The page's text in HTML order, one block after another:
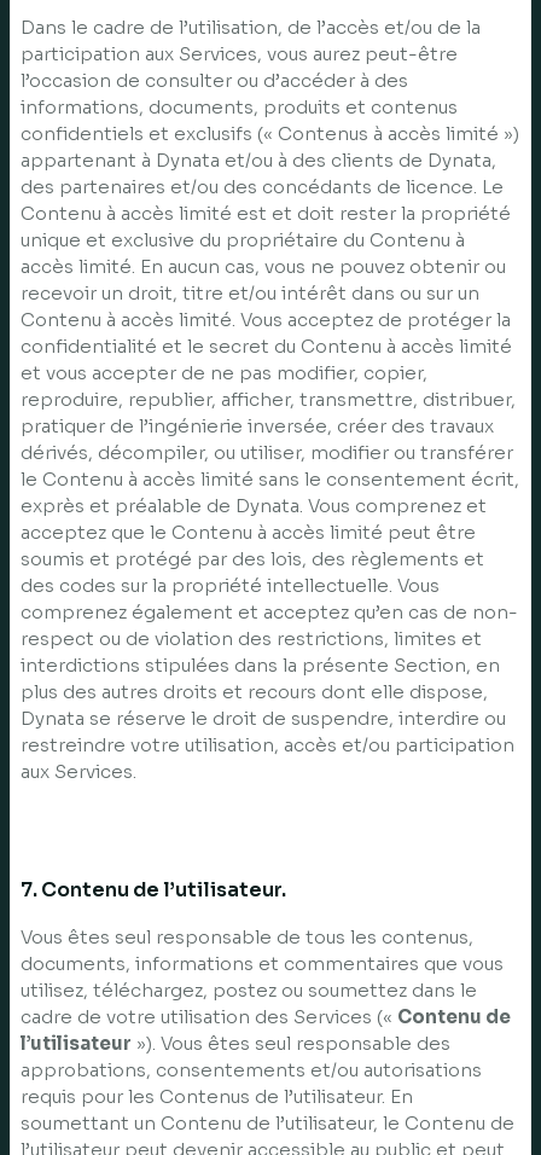
Dans le cadre de l’utilisation, de l’accès et/ou de la
participation aux Services, vous aurez peut-être
l’occasion de consulter ou d’accéder à des
informations, documents, produits et contenus
confidentiels et exclusifs (« Contenus à accès limité »)
appartenant à Dynata et/ou à des clients de Dynata,
des partenaires et/ou des concédants de licence. Le
Contenu à accès limité est et doit rester la propriété
unique et exclusive du propriétaire du Contenu à
accès limité. En aucun cas, vous ne pouvez obtenir ou
recevoir un droit, titre et/ou intérêt dans ou sur un
Contenu à accès limité. Vous acceptez de protéger la
confidentialité et le secret du Contenu à accès limité
et vous accepter de ne pas modifier, copier,
reproduire, republier, afficher, transmettre, distribuer,
pratiquer de l’ingénierie inversée, créer des travaux
dérivés, décompiler, ou utiliser, modifier ou transférer
le Contenu à accès limité sans le consentement écrit,
exprès et préalable de Dynata. Vous comprenez et
acceptez que le Contenu à accès limité peut être
soumis et protégé par des lois, des règlements et
des codes sur la propriété intellectuelle. Vous
comprenez également et acceptez qu’en cas de non-
respect ou de violation des restrictions, limites et
interdictions stipulées dans la présente Section, en
plus des autres droits et recours dont elle dispose,
Dynata se réserve le droit de suspendre, interdire ou
restreindre votre utilisation, accès et/ou participation
aux Services.
7. Contenu de l’utilisateur.
Vous êtes seul responsable de tous les contenus,
documents, informations et commentaires que vous
utilisez, téléchargez, postez ou soumettez dans le
cadre de votre utilisation des Services (« Contenu de
l’utilisateur »). Vous êtes seul responsable des
approbations, consentements et/ou autorisations
requis pour les Contenus de l’utilisateur. En
soumettant un Contenu de l’utilisateur, le Contenu de
l’utilisateur peut devenir accessible au public et peut